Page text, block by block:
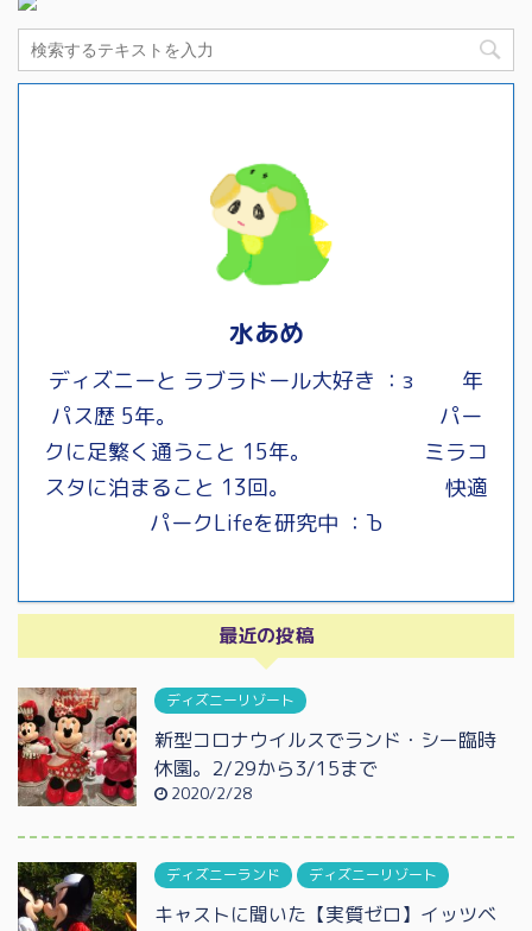
水あめ
ディズニーと ラブラドール大好き ：з 年
パス歴 5年。 パー
クに足繁く通うこと 15年。 ミラコ
スタに泊まること 13回。 快適
パークLifeを研究中 ：Ъ
最近の投稿
ディズニーリゾート
新型コロナウイルスでランド・シー臨時
休園。2/29から3/15まで
2020/2/28
ディズニーランド ディズニーリゾート
キャストに聞いた【実質ゼロ】イッツベ